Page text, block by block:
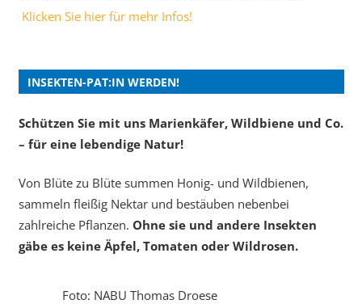
Klicken Sie hier für mehr Infos!
INSEKTEN-PAT:IN WERDEN!
Schützen Sie mit uns Marienkäfer, Wildbiene und Co.
– für eine lebendige Natur!
Von Blüte zu Blüte summen Honig- und Wildbienen,
sammeln fleißig Nektar und bestäuben nebenbei
zahlreiche Pflanzen. Ohne sie und andere Insekten
gäbe es keine Äpfel, Tomaten oder Wildrosen.
Foto: NABU Thomas Droese